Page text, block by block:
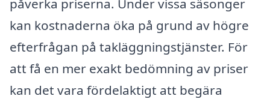
kan kostnaderna öka på grund av högre
efterfrågan på takläggningstjänster. För
att få en mer exakt bedömning av priser
kan det vara fördelaktigt att begära